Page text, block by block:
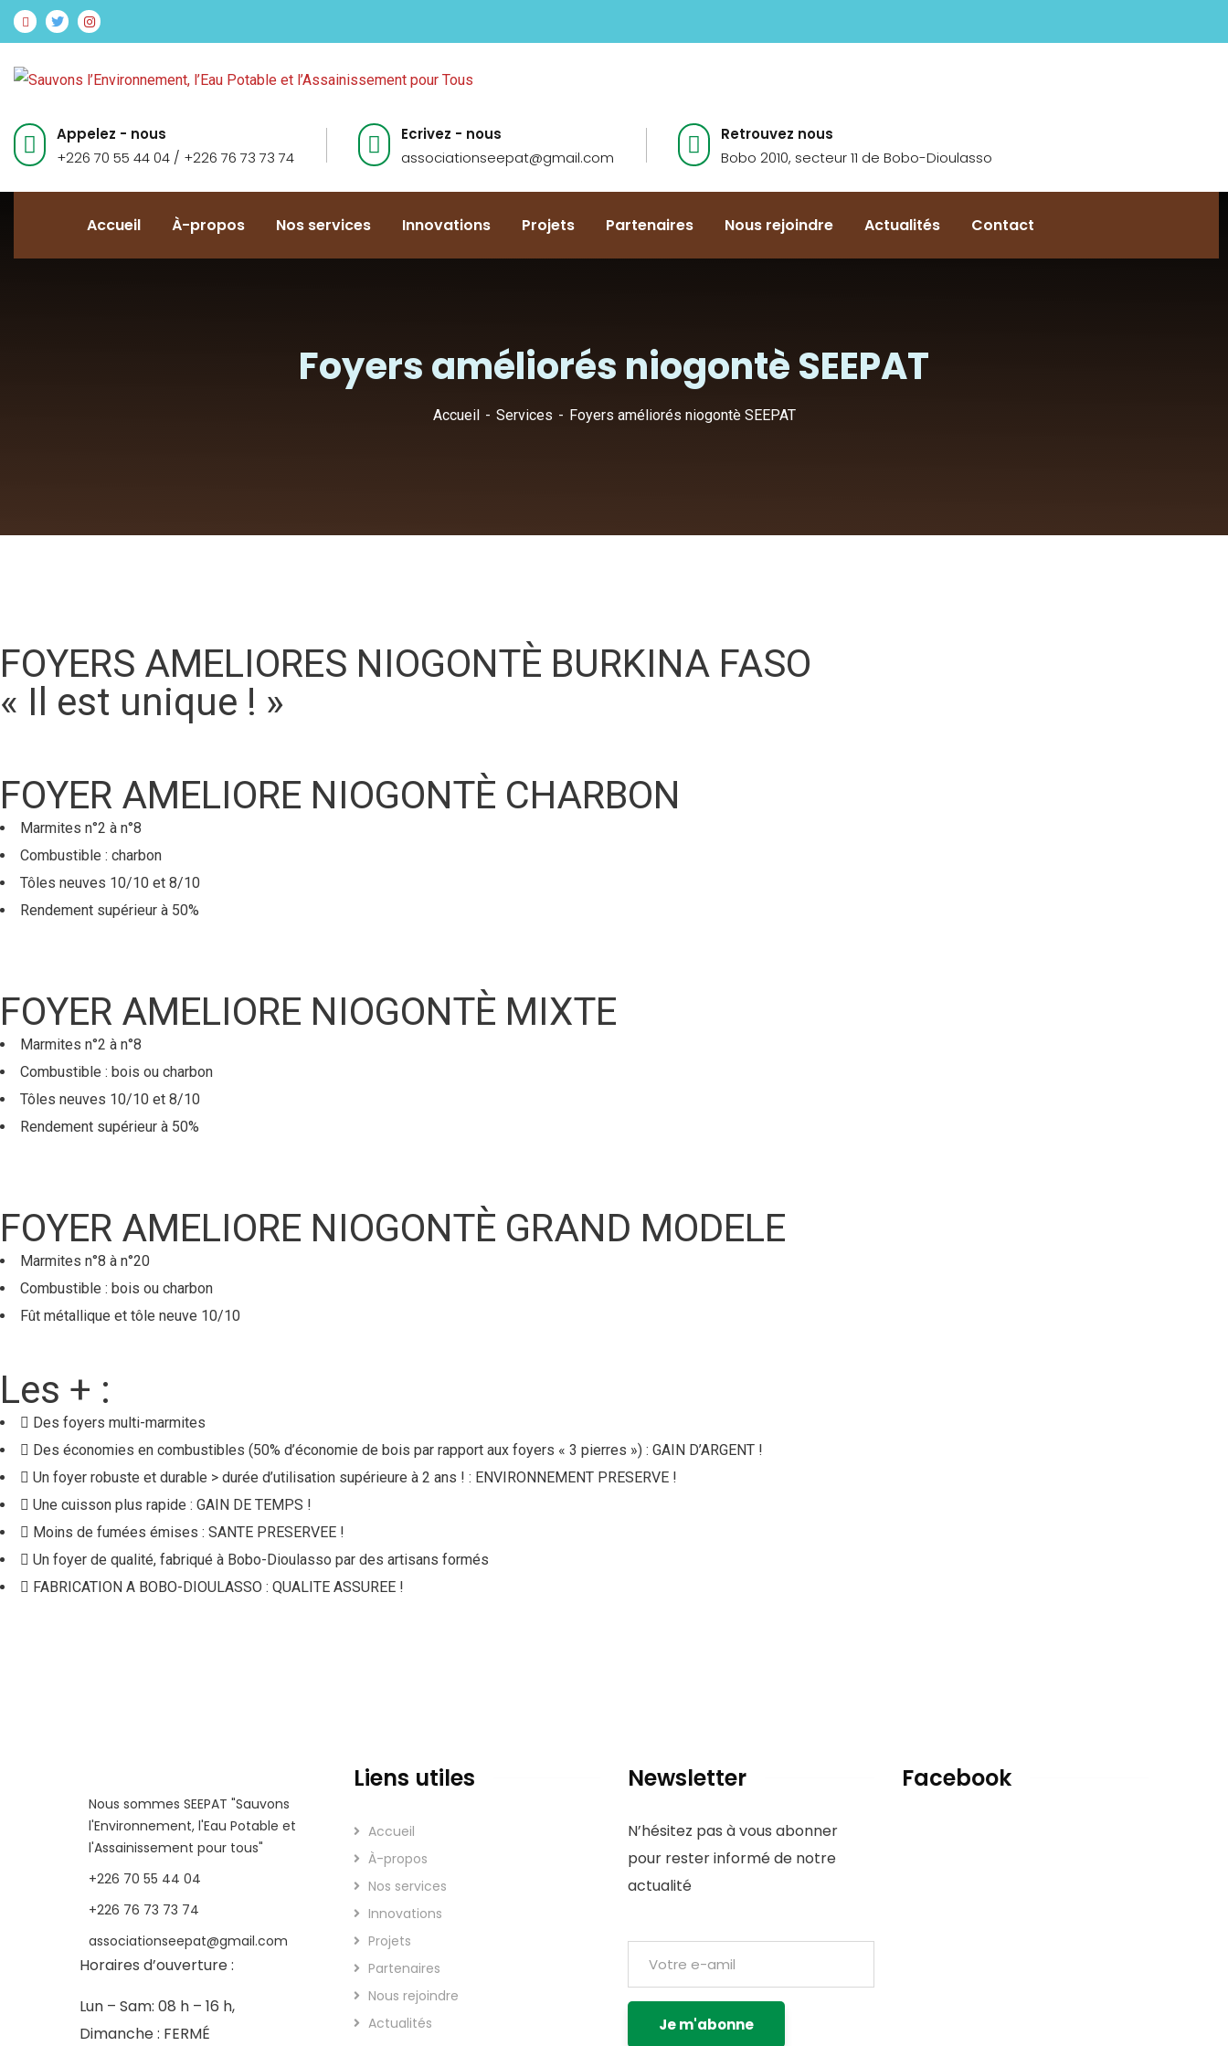
Appelez - nous
+226 70 55 44 04 / +226 76 73 73 74
Ecrivez - nous
associationseepat@gmail.com
Retrouvez nous
Bobo 2010, secteur 11 de Bobo-Dioulasso
Accueil À-propos Nos services Innovations Projets Partenaires Nous rejoindre Actualités Contact
Foyers améliorés niogontè SEEPAT
Accueil Services Foyers améliorés niogontè SEEPAT
FOYERS AMELIORES NIOGONTÈ BURKINA FASO
« Il est unique ! »
FOYER AMELIORE NIOGONTÈ CHARBON
Marmites n°2 à n°8
Combustible : charbon
Tôles neuves 10/10 et 8/10
Rendement supérieur à 50%
FOYER AMELIORE NIOGONTÈ MIXTE
Marmites n°2 à n°8
Combustible : bois ou charbon
Tôles neuves 10/10 et 8/10
Rendement supérieur à 50%
FOYER AMELIORE NIOGONTÈ GRAND MODELE
Marmites n°8 à n°20
Combustible : bois ou charbon
Fût métallique et tôle neuve 10/10
Les + :
Des foyers multi-marmites
Des économies en combustibles (50% d’économie de bois par rapport aux foyers « 3 pierres ») : GAIN D’ARGENT !
Un foyer robuste et durable > durée d’utilisation supérieure à 2 ans ! : ENVIRONNEMENT PRESERVE !
Une cuisson plus rapide : GAIN DE TEMPS !
Moins de fumées émises : SANTE PRESERVEE !
Un foyer de qualité, fabriqué à Bobo-Dioulasso par des artisans formés
FABRICATION A BOBO-DIOULASSO : QUALITE ASSUREE !
Nous sommes SEEPAT "Sauvons
l'Environnement, l'Eau Potable et
l'Assainissement pour tous"
+226 70 55 44 04
+226 76 73 73 74
associationseepat@gmail.com
Horaires d’ouverture :
Lun – Sam: 08 h – 16 h,
Dimanche : FERMÉ
Liens utiles
Accueil
À-propos
Nos services
Innovations
Projets
Partenaires
Nous rejoindre
Actualités
Newsletter
N’hésitez pas à vous abonner
pour rester informé de notre
actualité
Facebook